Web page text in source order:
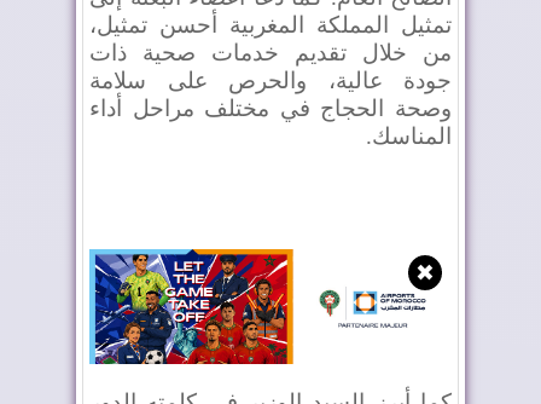
تمثيل المملكة المغربية أحسن تمثيل،
من خلال تقديم خدمات صحية ذات
جودة عالية، والحرص على سلامة
وصحة الحجاج في مختلف مراحل أداء
المناسك.
✖